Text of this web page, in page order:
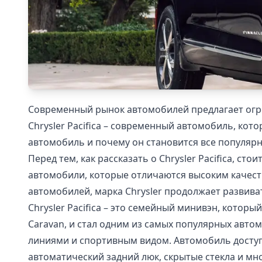
Современный рынок автомобилей предлагает
Chrysler Pacifica – современный автомобиль,
автомобиль и почему он становится все
Перед тем, как рассказать о Chrysler Pacifica,
автомобили, которые отличаются высоким
автомобилей, марка Chrysler продолжает
Chrysler Pacifica – это семейный минивэн,
Caravan, и стал одним из самых популярных
линиями и спортивным видом. Автомобиль
автоматический задний люк, скрытые стекла и